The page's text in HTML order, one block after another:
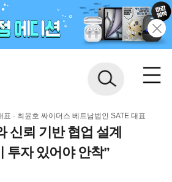
· 최윤호 싸이더스 베트남법인 SATE 대표
신뢰 기반 협업 설계
투자 있어야 안착”